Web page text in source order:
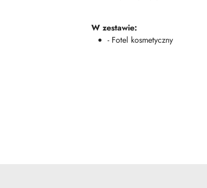
W zestawie:
- Fotel kosmetyczny